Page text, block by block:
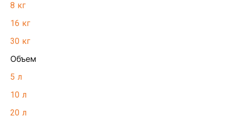
8 кг
16 кг
30 кг
Объем
5 л
10 л
20 л